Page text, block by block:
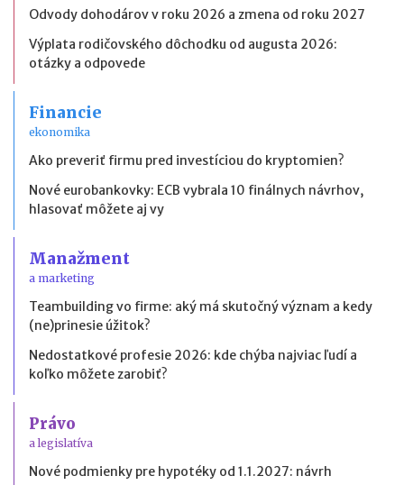
Odvody dohodárov v roku 2026 a zmena od roku 2027
Výplata rodičovského dôchodku od augusta 2026:
otázky a odpovede
Financie
ekonomika
Ako preveriť firmu pred investíciou do kryptomien?
Nové eurobankovky: ECB vybrala 10 finálnych návrhov,
hlasovať môžete aj vy
Manažment
a marketing
Teambuilding vo firme: aký má skutočný význam a kedy
(ne)prinesie úžitok?
Nedostatkové profesie 2026: kde chýba najviac ľudí a
koľko môžete zarobiť?
Právo
a legislatíva
Nové podmienky pre hypotéky od 1.1.2027: návrh